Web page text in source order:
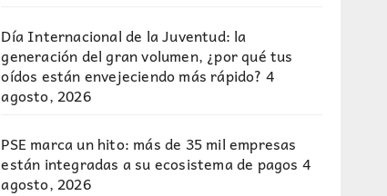
Día Internacional de la Juventud: la
generación del gran volumen, ¿por qué tus
oídos están envejeciendo más rápido? 4
agosto, 2026
PSE marca un hito: más de 35 mil empresas
están integradas a su ecosistema de pagos 4
agosto, 2026